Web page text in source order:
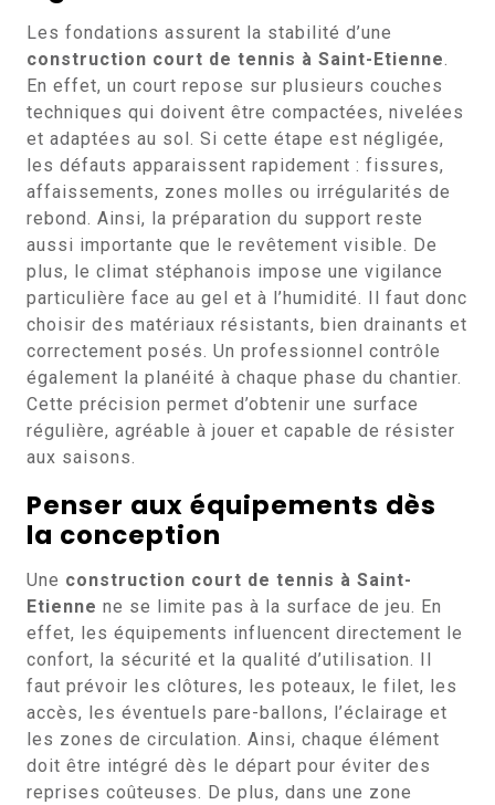
Les fondations assurent la stabilité d’une
construction court de tennis à Saint-Etienne.
En effet, un court repose sur plusieurs couches
techniques qui doivent être compactées, nivelées
et adaptées au sol. Si cette étape est négligée,
les défauts apparaissent rapidement : fissures,
affaissements, zones molles ou irrégularités de
rebond. Ainsi, la préparation du support reste
aussi importante que le revêtement visible. De
plus, le climat stéphanois impose une vigilance
particulière face au gel et à l’humidité. Il faut donc
choisir des matériaux résistants, bien drainants et
correctement posés. Un professionnel contrôle
également la planéité à chaque phase du chantier.
Cette précision permet d’obtenir une surface
régulière, agréable à jouer et capable de résister
aux saisons.
Penser aux équipements dès
la conception
Une construction court de tennis à Saint-
Etienne ne se limite pas à la surface de jeu. En
effet, les équipements influencent directement le
confort, la sécurité et la qualité d’utilisation. Il
faut prévoir les clôtures, les poteaux, le filet, les
accès, les éventuels pare-ballons, l’éclairage et
les zones de circulation. Ainsi, chaque élément
doit être intégré dès le départ pour éviter des
reprises coûteuses. De plus, dans une zone